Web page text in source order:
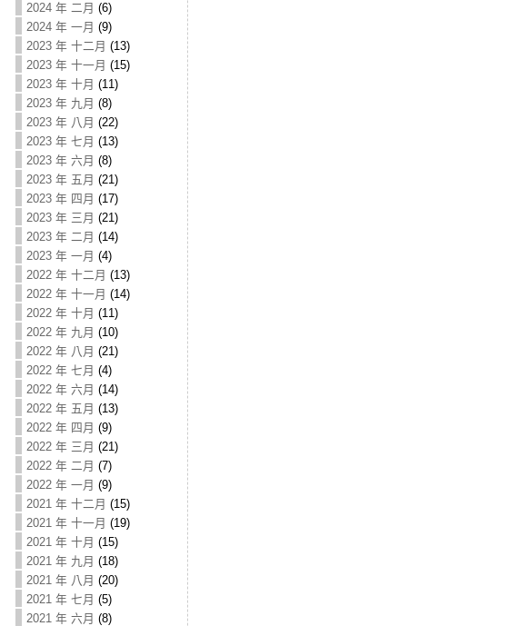
2024 年 二月 (6)
2024 年 一月 (9)
2023 年 十二月 (13)
2023 年 十一月 (15)
2023 年 十月 (11)
2023 年 九月 (8)
2023 年 八月 (22)
2023 年 七月 (13)
2023 年 六月 (8)
2023 年 五月 (21)
2023 年 四月 (17)
2023 年 三月 (21)
2023 年 二月 (14)
2023 年 一月 (4)
2022 年 十二月 (13)
2022 年 十一月 (14)
2022 年 十月 (11)
2022 年 九月 (10)
2022 年 八月 (21)
2022 年 七月 (4)
2022 年 六月 (14)
2022 年 五月 (13)
2022 年 四月 (9)
2022 年 三月 (21)
2022 年 二月 (7)
2022 年 一月 (9)
2021 年 十二月 (15)
2021 年 十一月 (19)
2021 年 十月 (15)
2021 年 九月 (18)
2021 年 八月 (20)
2021 年 七月 (5)
2021 年 六月 (8)